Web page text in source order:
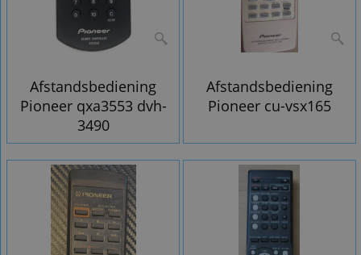
Afstandsbediening
Pioneer qxa3553 dvh-
3490
Afstandsbediening
Pioneer cu-vsx165